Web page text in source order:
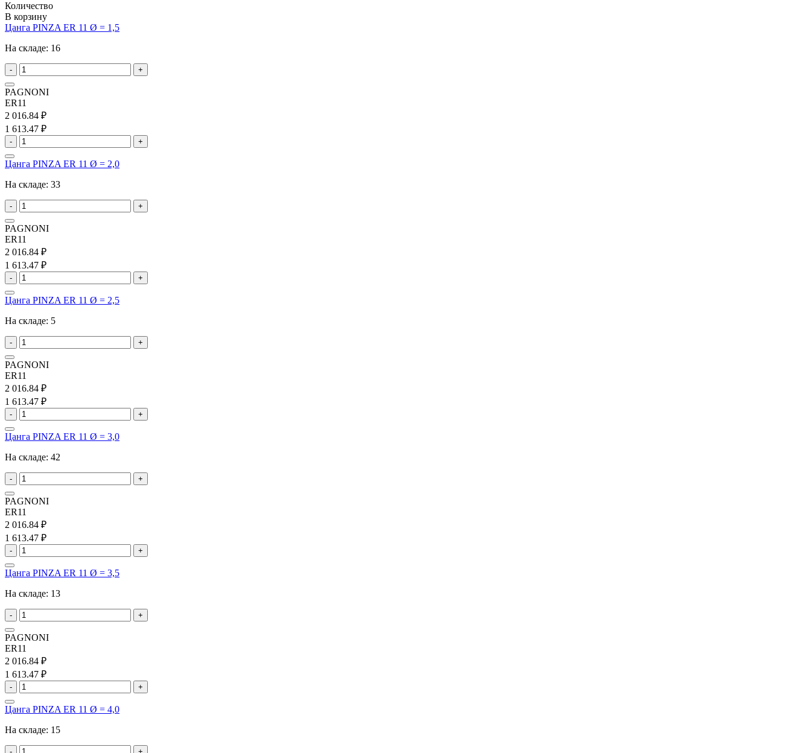
Количество
В корзину
Цанга PINZA ER 11 Ø = 1,5
На складе: 16
- +
PAGNONI
ER11
2 016.84 ₽
1 613.47 ₽
- +
Цанга PINZA ER 11 Ø = 2,0
На складе: 33
- +
PAGNONI
ER11
2 016.84 ₽
1 613.47 ₽
- +
Цанга PINZA ER 11 Ø = 2,5
На складе: 5
- +
PAGNONI
ER11
2 016.84 ₽
1 613.47 ₽
- +
Цанга PINZA ER 11 Ø = 3,0
На складе: 42
- +
PAGNONI
ER11
2 016.84 ₽
1 613.47 ₽
- +
Цанга PINZA ER 11 Ø = 3,5
На складе: 13
- +
PAGNONI
ER11
2 016.84 ₽
1 613.47 ₽
- +
Цанга PINZA ER 11 Ø = 4,0
На складе: 15